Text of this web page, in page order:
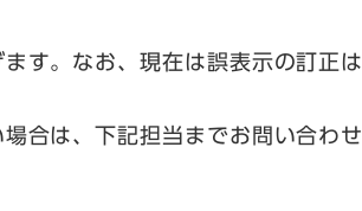
す。なお、現在は誤表示の訂正は
合は、下記担当までお問い合わせ